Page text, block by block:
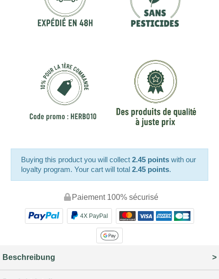
Buying this product you will collect2.45 points with our
loyalty program. Your cart will total2.45 points.
Paiement 100% sécurisé
4X PayPal
Beschreibung